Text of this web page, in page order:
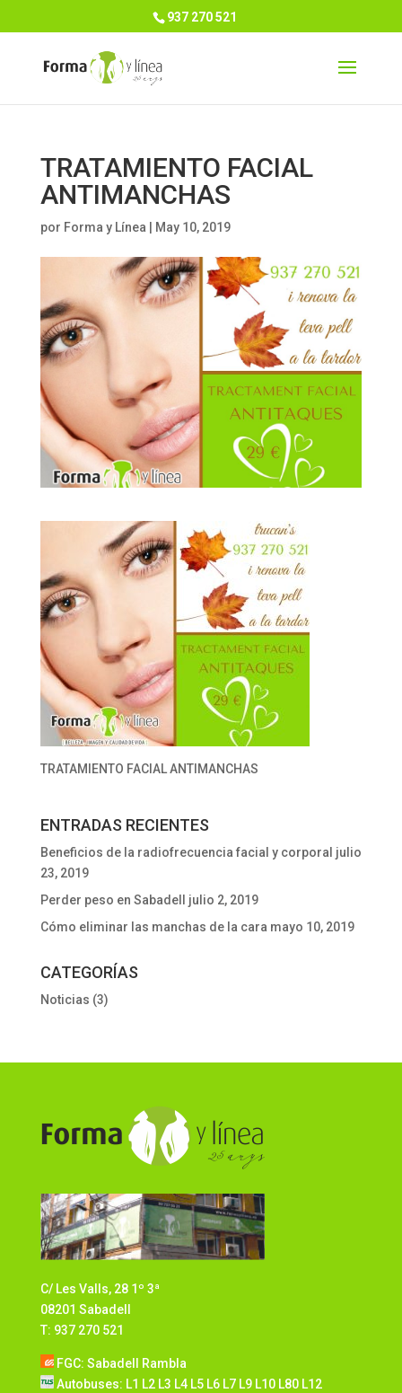
937 270 521
TRATAMIENTO FACIAL
ANTIMANCHAS
por Forma y Línea May 10, 2019
TRATAMIENTO FACIAL ANTIMANCHAS
ENTRADAS RECIENTES
Beneficios de la radiofrecuencia facial y corporal julio
23, 2019
Perder peso en Sabadell
julio 2, 2019
Cómo eliminar las manchas de la cara mayo 10, 2019
CATEGORÍAS
Noticias (3)
C/ Les Valls, 28 1º 3ª
08201 Sabadell
T: 937 270 521
FGC: Sabadell Rambla
Autobuses: L1 L2 L3 L4 L5 L6 L7 L9 L10 L80 L12